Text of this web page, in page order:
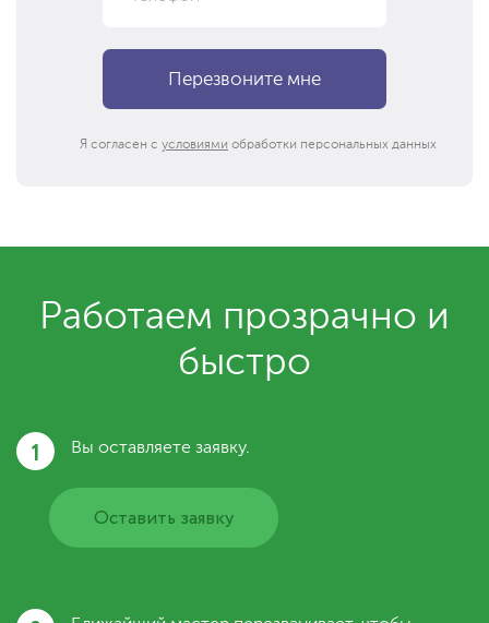
Я согласен с условиями обработки персональных данных
Работаем прозрачно и
быстро
1 Вы оставляете заявку.
Оставить заявку